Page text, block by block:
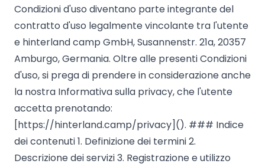
Piazzole
Alloggi
Pianificazione viaggio
Chiedi a Howdy
Ispirazione fotografica
Condizioni d'uso diventano parte integrante del
contratto d'uso legalmente vincolante tra l'utente
e hinterland camp GmbH, Susannenstr. 21a, 20357
Amburgo, Germania. Oltre alle presenti Condizioni
d'uso, si prega di prendere in considerazione anche
la nostra Informativa sulla privacy, che l'utente
accetta prenotando:
[https://hinterland.camp/privacy](). ### Indice
dei contenuti 1. Definizione dei termini 2.
Descrizione dei servizi 3. Registrazione e utilizzo